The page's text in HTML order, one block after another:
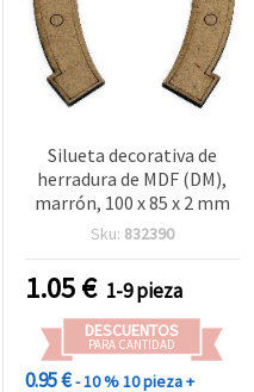
Silueta decorativa de
herradura de MDF (DM),
marrón, 100 x 85 x 2 mm
Sku: 832390
1.05€ 1-9 pieza
DESCUENTOS
PARA CANTIDAD
0.95 €- 10 %10 pieza +